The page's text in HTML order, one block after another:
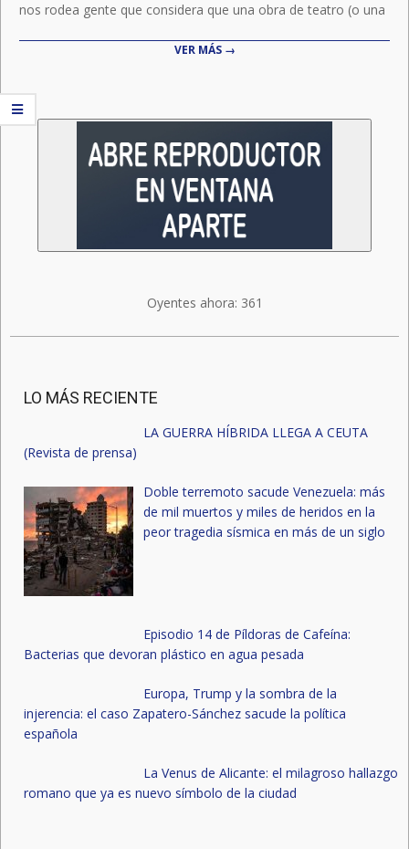
nos rodea gente que considera que una obra de teatro (o una
VER MÁS →
Oyentes ahora: 361
LO MÁS RECIENTE
LA GUERRA HÍBRIDA LLEGA A CEUTA
(Revista de prensa)
Doble terremoto sacude Venezuela: más
de mil muertos y miles de heridos en la
peor tragedia sísmica en más de un siglo
Episodio 14 de Píldoras de Cafeína:
Bacterias que devoran plástico en agua pesada
Europa, Trump y la sombra de la
injerencia: el caso Zapatero-Sánchez sacude la política
española
La Venus de Alicante: el milagroso hallazgo
romano que ya es nuevo símbolo de la ciudad